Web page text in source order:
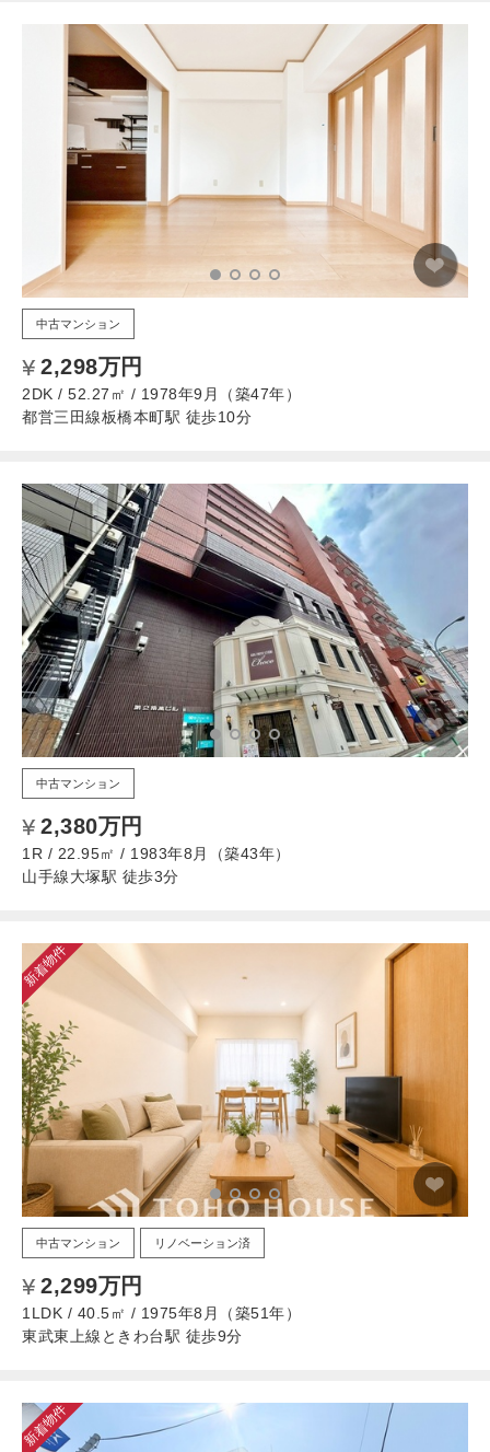
中古マンション
2,298万円
2DK / 52.27㎡ / 1978年9月（築47年）
都営三田線板橋本町駅 徒歩10分
中古マンション
2,380万円
1R / 22.95㎡ / 1983年8月（築43年）
山手線大塚駅 徒歩3分
新着物件
中古マンション リノベーション済
2,299万円
1LDK / 40.5㎡ / 1975年8月（築51年）
東武東上線ときわ台駅 徒歩9分
新着物件